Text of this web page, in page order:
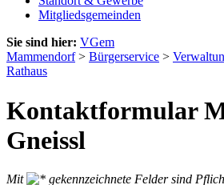
Mitgliedsgemeinden
Sie sind hier: VGem
Mammendorf> Bürgerservice >
Rathaus
Kontaktformular
Gneissl
Mit
gekennzeichnete Felder sind